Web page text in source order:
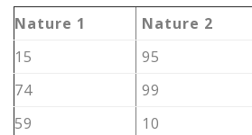
Nature 1 Nature 2
15
95
74
99
59
10